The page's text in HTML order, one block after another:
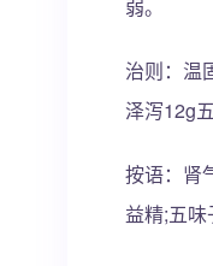
弱。
治则：温
泽泻12g
按语：肾
益精;五